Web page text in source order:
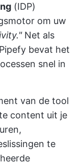
(IDP)
om uw
Net als
bevat het
snel in
van de tool
content uit je
te